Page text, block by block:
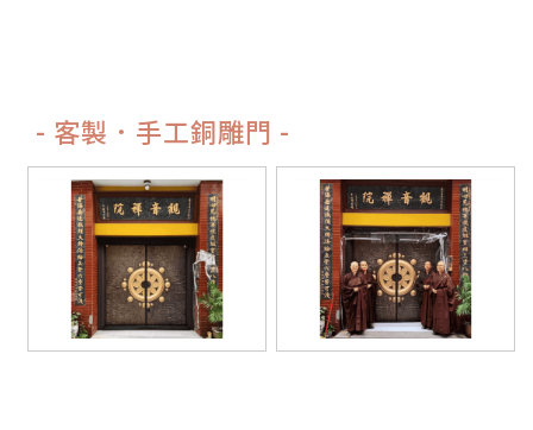
- 客製．手工銅雕門 -